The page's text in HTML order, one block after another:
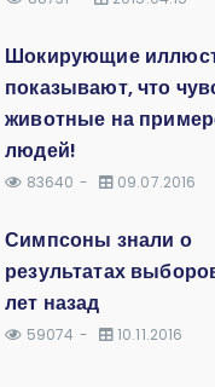
Шокирующие
показывают, что
животные на
людей!
83640 09.07.2016
Симпсоны знали о
результатах
лет назад
59074 10.11.2016